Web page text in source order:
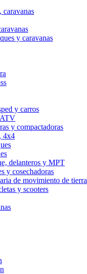
y caravanas
y carros
ATV
y compactadoras
4x4
delanteros y MPT
y cosechadoras
de movimiento de tierra
y scooters